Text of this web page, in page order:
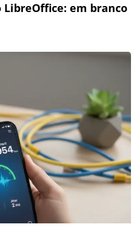
em branco